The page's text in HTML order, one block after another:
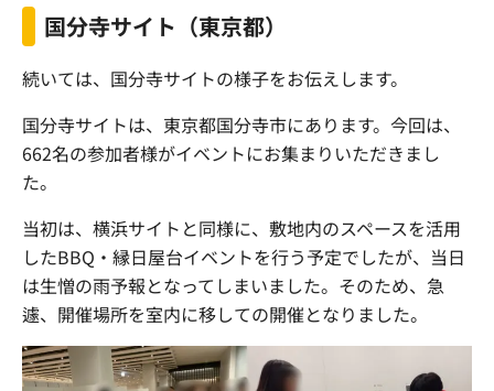
国分寺サイト（東京都）
続いては、国分寺サイトの様子をお伝えします。
国分寺サイトは、東京都国分寺市にあります。今回は、
662名の参加者様がイベントにお集まりいただきまし
た。
当初は、横浜サイトと同様に、敷地内のスペースを活用
したBBQ・縁日屋台イベントを行う予定でしたが、当日
は生憎の雨予報となってしまいました。そのため、急
遽、開催場所を室内に移しての開催となりました。